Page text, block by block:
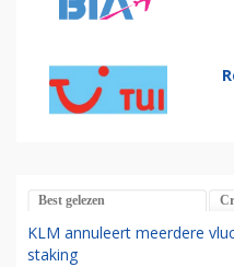
Best gelezen
KLM annuleert meerdere
staking